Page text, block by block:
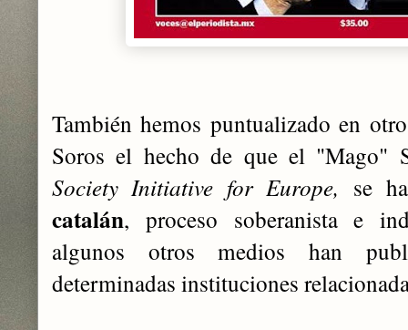
También hemos puntualizado en
Soros el hecho de que el "Mago"
Society Initiative for Europe, se
catalán, proceso soberanista e
algunos otros medios han
determinadas instituciones